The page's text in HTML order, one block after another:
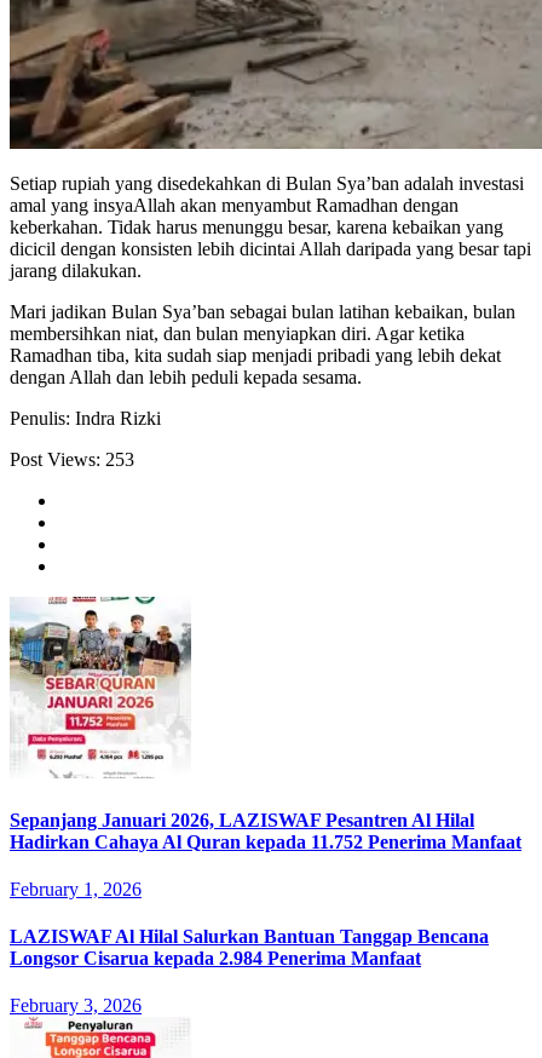
Setiap rupiah yang disedekahkan di Bulan Sya’ban adalah investasi
amal yang insyaAllah akan menyambut Ramadhan dengan
keberkahan. Tidak harus menunggu besar, karena kebaikan yang
dicicil dengan konsisten lebih dicintai Allah daripada yang besar tapi
jarang dilakukan.
Mari jadikan Bulan Sya’ban sebagai bulan latihan kebaikan, bulan
membersihkan niat, dan bulan menyiapkan diri. Agar ketika
Ramadhan tiba, kita sudah siap menjadi pribadi yang lebih dekat
dengan Allah dan lebih peduli kepada sesama.
Penulis: Indra Rizki
Post Views: 253
Sepanjang Januari 2026, LAZISWAF Pesantren Al Hilal
Hadirkan Cahaya Al Quran kepada 11.752 Penerima Manfaat
February 1, 2026
LAZISWAF Al Hilal Salurkan Bantuan Tanggap Bencana
Longsor Cisarua kepada 2.984 Penerima Manfaat
February 3, 2026